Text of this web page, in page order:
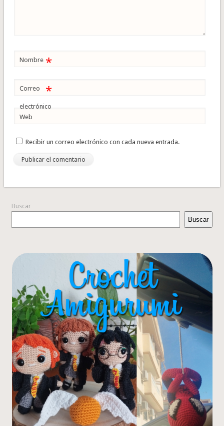
Nombre *
Correo
electrónico
*
Web
Recibir un correo electrónico con cada nueva entrada.
Buscar
Buscar